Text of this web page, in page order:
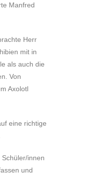
Manfred
Herr
mit in
als auch die
Von
Axolotl
eine richtige
innen
und